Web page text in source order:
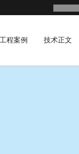
工程案例 技术正文